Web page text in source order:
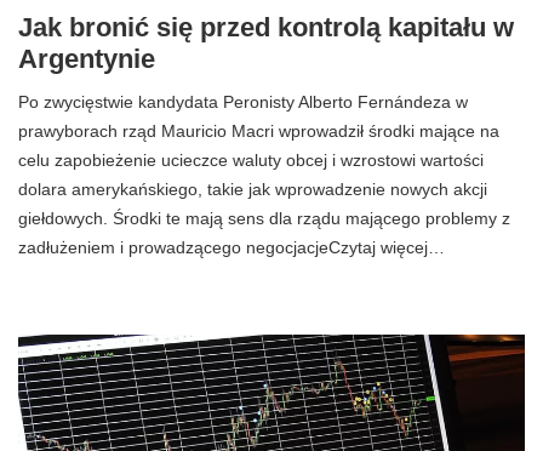
Jak bronić się przed kontrolą kapitału w
Argentynie
Po zwycięstwie kandydata Peronisty Alberto Fernándeza w
prawyborach rząd Mauricio Macri wprowadził środki mające na
celu zapobieżenie ucieczce waluty obcej i wzrostowi wartości
dolara amerykańskiego, takie jak wprowadzenie nowych akcji
giełdowych. Środki te mają sens dla rządu mającego problemy z
zadłużeniem i prowadzącego negocjacjeCzytaj więcej…